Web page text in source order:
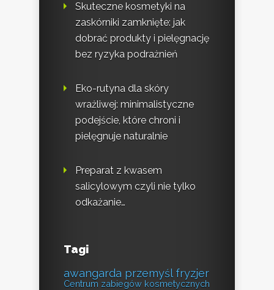
Skuteczne kosmetyki na
zaskórniki zamknięte: jak
dobrać produkty i pielęgnację
bez ryzyka podrażnień
Eko-rutyna dla skóry
wrażliwej: minimalistyczne
podejście, które chroni i
pielęgnuje naturalnie
Preparat z kwasem
salicylowym czyli nie tylko
odkażanie…
Tagi
awangarda przemyśl fryzjer
Centrum zabiegów kosmetycznych